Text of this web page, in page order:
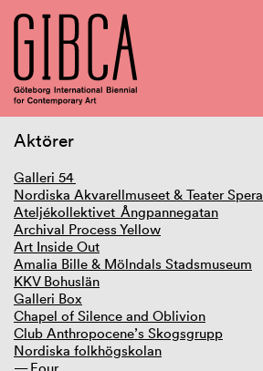
Om GIBCA Extended
Nätverket
Arkiv
GIBCA Extended 2013
GIBCA Extended 2015
GIBCA Extended 2017
GIBCA Extended 2019
Utställning
Aktörer
Aktörer
Galleri 54
Nordiska Akvarellmuseet & Teater Spera
Ateljékollektivet Ångpannegatan
Archival Process Yellow
Art Inside Out
Amalia Bille & Mölndals Stadsmuseum
KKV Bohuslän
Galleri Box
Chapel of Silence and Oblivion
Club Anthropocene’s Skogsgrupp
Nordiska folkhögskolan